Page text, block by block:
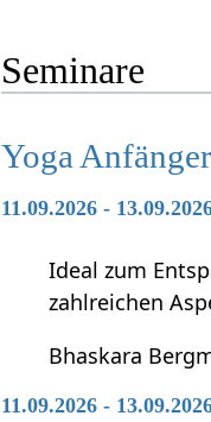
Seminare
Yoga Anfänger
11.09.2026 -
Ideal zum
zahlreichen
Bhaskara
11.09.2026 -